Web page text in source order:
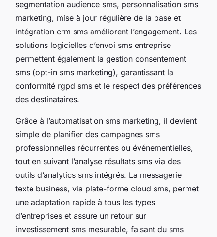
segmentation audience sms, personnalisation sms
marketing, mise à jour régulière de la base et
intégration crm sms améliorent l’engagement. Les
solutions logicielles d’envoi sms entreprise
permettent également la gestion consentement
sms (opt-in sms marketing), garantissant la
conformité rgpd sms et le respect des préférences
des destinataires.
Grâce à l’automatisation sms marketing, il devient
simple de planifier des campagnes sms
professionnelles récurrentes ou événementielles,
tout en suivant l’analyse résultats sms via des
outils d’analytics sms intégrés. La messagerie
texte business, via plate-forme cloud sms, permet
une adaptation rapide à tous les types
d’entreprises et assure un retour sur
investissement sms mesurable, faisant du sms